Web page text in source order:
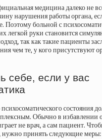
медицина далеко не
нарушения работы органа,
Поэтому больной с
легкой руки становится
так как такие пациенты
чем те, у кого присутствуют
себе, если у вас
состояния
Обычно в избавлении
не врач, а сам пациент.
нужно принять следующие меры: